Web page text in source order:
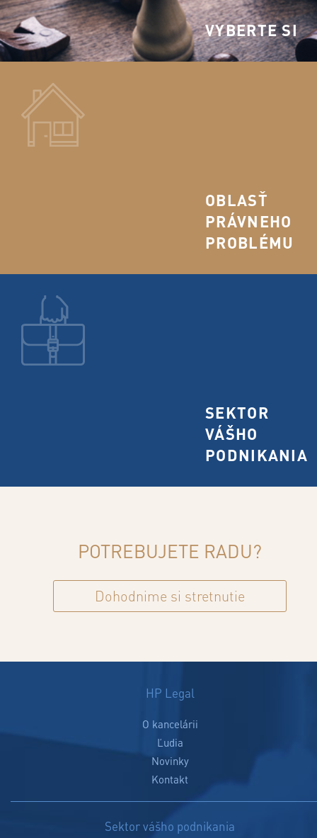
VYBERTE SI
OBLASŤ
PRÁVNEHO
PROBLÉMU
SEKTOR
VÁŠHO
PODNIKANIA
POTREBUJETE RADU?
Dohodnime si stretnutie
HP Legal
O kancelárii
Ľudia
Novinky
Kontakt
Sektor vášho podnikania